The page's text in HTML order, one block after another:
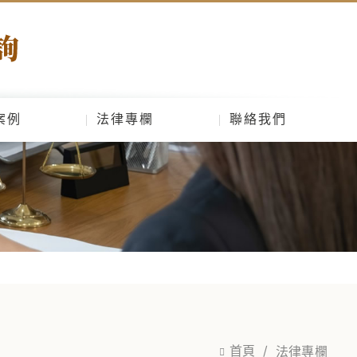
例 法律專欄 聯絡我們
首頁 法律專欄